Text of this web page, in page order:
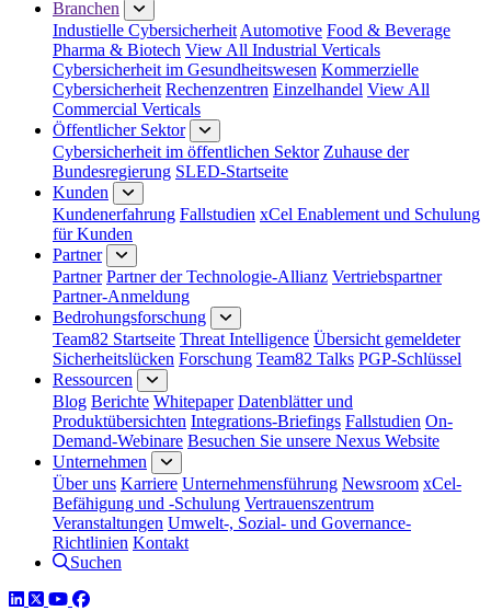
Branchen
Industielle Cybersicherheit Automotive Food & Beverage
Pharma & Biotech View All Industrial Verticals
Cybersicherheit im Gesundheitswesen Kommerzielle
Cybersicherheit Rechenzentren Einzelhandel View All
Commercial Verticals
Öffentlicher Sektor
Cybersicherheit im öffentlichen Sektor Zuhause der
Bundesregierung SLED-Startseite
Kunden
Kundenerfahrung Fallstudien xCel Enablement und Schulung
für Kunden
Partner
Partner Partner der Technologie-Allianz Vertriebspartner
Partner-Anmeldung
Bedrohungsforschung
Team82 Startseite Threat Intelligence Übersicht gemeldeter
Sicherheitslücken Forschung Team82 Talks PGP-Schlüssel
Ressourcen
Blog Berichte Whitepaper Datenblätter und
Produktübersichten Integrations-Briefings Fallstudien On-
Demand-Webinare Besuchen Sie unsere Nexus Website
Unternehmen
Über uns Karriere Unternehmensführung Newsroom xCel-
Befähigung und -Schulung Vertrauenszentrum
Veranstaltungen Umwelt-, Sozial- und Governance-
Richtlinien Kontakt
Suchen
LinkedIn
TwitterYouTube
Facebook